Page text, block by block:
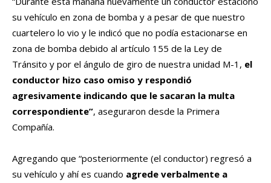
su vehículo en zona de bomba y a pesar de que nuestro
cuartelero lo vio y le indicó que no podía estacionarse en
zona de bomba debido al artículo 155 de la Ley de
Tránsito y por el ángulo de giro de nuestra unidad M-1, el
conductor hizo caso omiso y respondió
agresivamente indicando que le sacaran la multa
correspondiente”, aseguraron desde la Primera
Compañía.
Agregando que “posteriormente (el conductor) regresó a
su vehículo y ahí es cuando agrede verbalmente a